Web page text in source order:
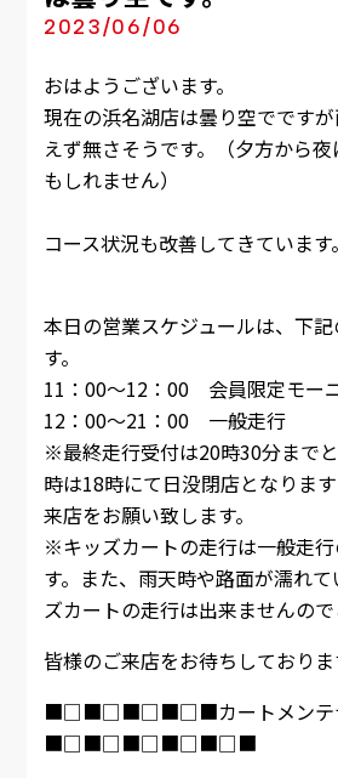
2023/06/06
おはようございます。
現在の浜名湖店は曇り空でです
えず無さそうです。（夕方から
もしれません）
コース状況も改善してきています。
本日の営業スケジュールは、下
す。
11：00～12：00 会員限定モー
12：00～21：00 一般走行
※最終走行受付は20時30分まで
時は18時にて日没閉店となりま
来店をお願い致します。
※キッズカートの走行は一般走
す。また、雨天時や路面が濡れ
ズカートの走行は出来ませんので
皆様のご来店をお待ちしておりま
■□■□■□■□■カートメンテ
■□■□■□■□■□■